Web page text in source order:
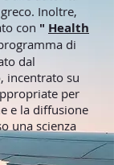
Inoltre,
con " Health
di
dal
incentrato su
per
e la diffusione
una scienza